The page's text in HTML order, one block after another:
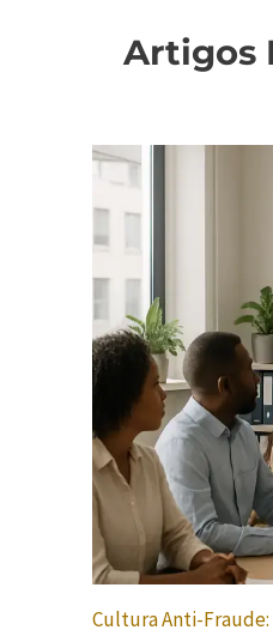
Artigos
Cultura Anti-Fraude: